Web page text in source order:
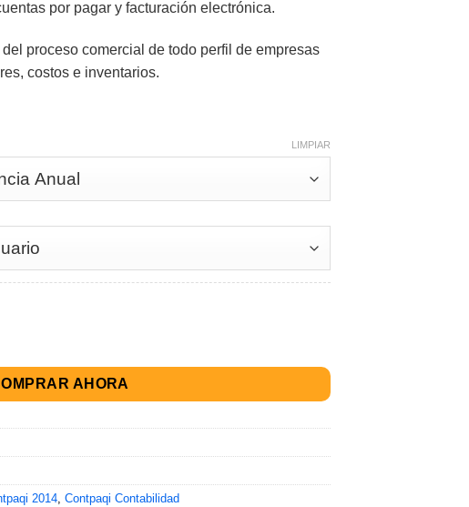
por pagar y facturación electrónica.
proceso comercial de todo perfil de empresas
costos e inventarios.
LIMPIAR
AHORA
2014, Contpaqi Contabilidad